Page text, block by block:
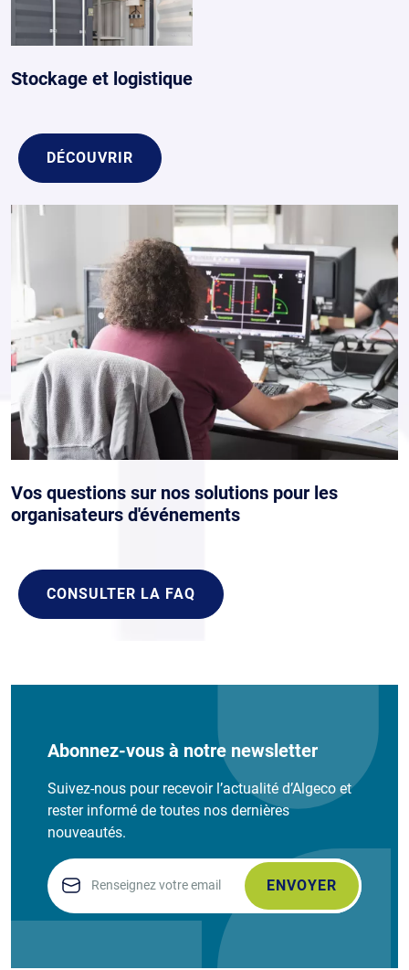
Stockage et logistique
DÉCOUVRIR
Vos questions sur nos solutions pour les
organisateurs d'événements
CONSULTER LA FAQ
Abonnez-vous à notre newsletter
Suivez-nous pour recevoir l’actualité d’Algeco et
rester informé de toutes nos dernières
nouveautés.